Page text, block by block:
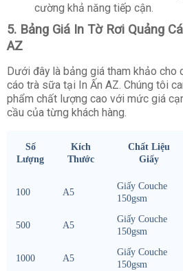
cường khả năng tiếp cận.
5. Bảng Giá In Tờ Rơi Quảng
AZ
Dưới đây là bảng giá tham khảo cho
cáo trà sữa tại In Ấn AZ. Chúng tôi
phẩm chất lượng cao với mức giá
cầu của từng khách hàng.
Số
Lượng
Kích
Thước
Chất Liệu
Giấy
100 A5
Giấy Couche
150gsm
500 A5
Giấy Couche
150gsm
1000 A5
Giấy Couche
150gsm